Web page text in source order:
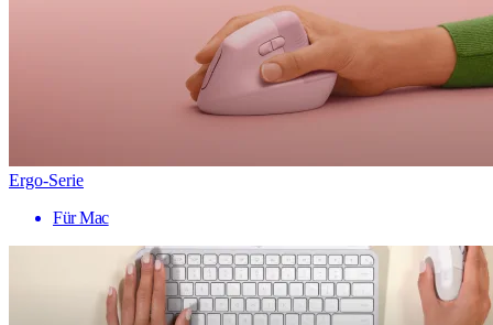
Ergo-Serie
Für Mac